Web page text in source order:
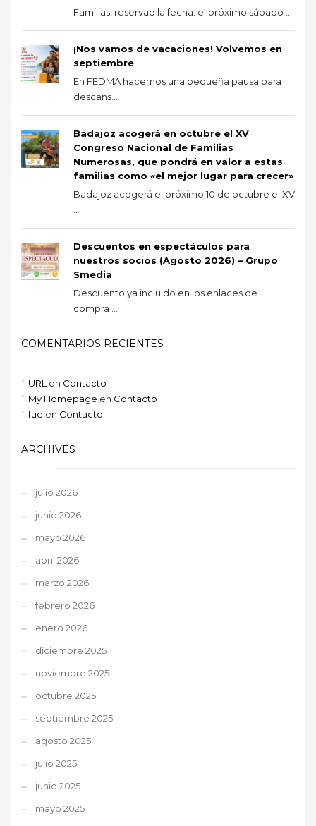
Familias, reservad la fecha: el próximo sábado ...
¡Nos vamos de vacaciones! Volvemos en
septiembre
En FEDMA hacemos una pequeña pausa para
descans...
Badajoz acogerá en octubre el XV
Congreso Nacional de Familias
Numerosas, que pondrá en valor a estas
familias como «el mejor lugar para crecer»
Badajoz acogerá el próximo 10 de octubre el XV
Descuentos en espectáculos para
nuestros socios (Agosto 2026) – Grupo
Smedia
Descuento ya incluido en los enlaces de
compra ...
COMENTARIOS RECIENTES
URL en Contacto
My Homepage en Contacto
fue en Contacto
ARCHIVES
julio 2026
junio 2026
mayo 2026
abril 2026
marzo 2026
febrero 2026
enero 2026
diciembre 2025
noviembre 2025
octubre 2025
septiembre 2025
agosto 2025
julio 2025
junio 2025
mayo 2025